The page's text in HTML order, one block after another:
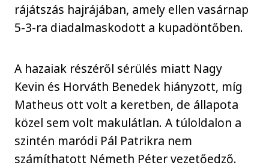
rájátszás hajrájában, amely ellen vasárnap
5-3-ra diadalmaskodott a kupadöntőben.
A hazaiak részéről sérülés miatt Nagy
Kevin és Horváth Benedek hiányzott, míg
Matheus ott volt a keretben, de állapota
közel sem volt makulátlan. A túloldalon a
szintén maródi Pál Patrikra nem
számíthatott Németh Péter vezetőedző.